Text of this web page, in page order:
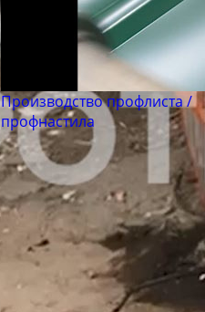
Производство профлиста /
профнастила